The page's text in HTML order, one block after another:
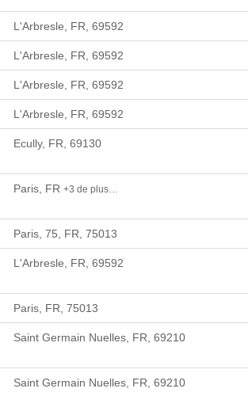
L'Arbresle, FR, 69592
L'Arbresle, FR, 69592
L'Arbresle, FR, 69592
L'Arbresle, FR, 69592
Ecully, FR, 69130
Paris, FR +3 de plus…
Paris, 75, FR, 75013
L'Arbresle, FR, 69592
Paris, FR, 75013
Saint Germain Nuelles, FR, 69210
Saint Germain Nuelles, FR, 69210